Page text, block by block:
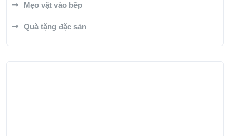
Mẹo vặt vào bếp
Quà tặng đặc sản